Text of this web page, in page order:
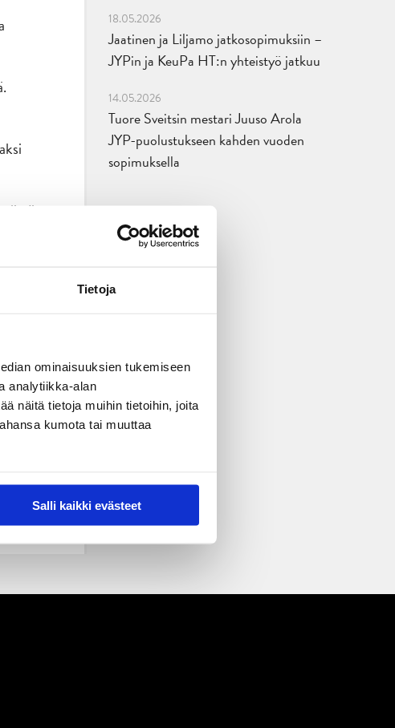
Tietoja
ominaisuuksien tukemiseen
analytiikka-alan
näitä tietoja muihin tietoihin, joita
kumota tai muuttaa
Salli kaikki evästeet
Eric
18.05.2026
Jaatinen ja Liljamo jatkosopimuksiin –
JYPin ja KeuPa HT:n yhteistyö jatkuu
14.05.2026
Tuore Sveitsin mestari Juuso Arola
JYP-puolustukseen kahden vuoden
sopimuksella